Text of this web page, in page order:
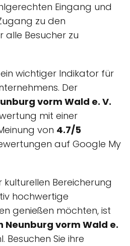
Eingang und
zu den
Besucher zu
wichtiger Indikator für
Der
vorm Wald e. V.
mit einer
von 4.7/5
auf Google My
kulturellen Bereicherung
hochwertige
genießen möchten, ist
Neunburg vorm Wald e.
Besuchen Sie ihre